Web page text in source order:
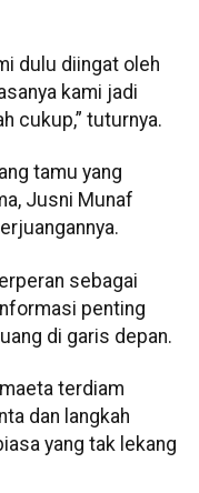
dulu diingat oleh
kami jadi
cukup,” tuturnya.
tamu yang
Jusni Munaf
sebagai
penting
di garis depan.
terdiam
dan langkah
yang tak lekang